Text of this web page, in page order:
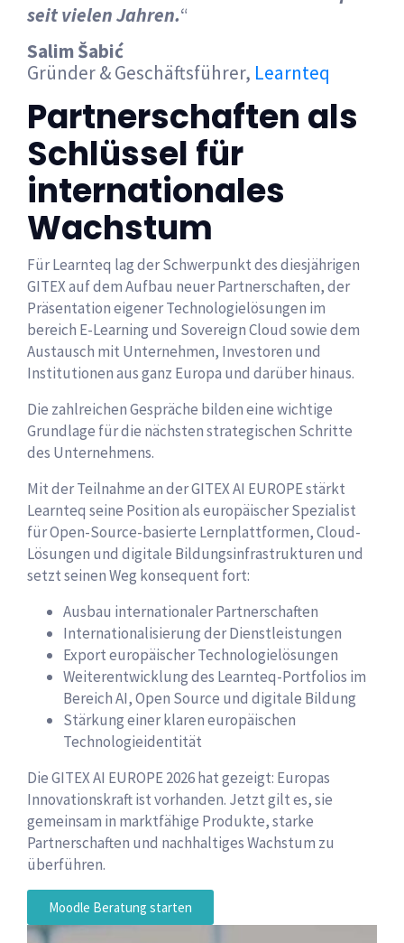
seit vielen Jahren.“
Salim Šabić
Gründer & Geschäftsführer, Learnteq
Partnerschaften als
Schlüssel für
internationales
Wachstum
Für Learnteq lag der Schwerpunkt des diesjährigen
GITEX auf dem Aufbau neuer Partnerschaften, der
Präsentation eigener Technologielösungen im
bereich E-Learning und Sovereign Cloud sowie dem
Austausch mit Unternehmen, Investoren und
Institutionen aus ganz Europa und darüber hinaus.
Die zahlreichen Gespräche bilden eine wichtige
Grundlage für die nächsten strategischen Schritte
des Unternehmens.
Mit der Teilnahme an der GITEX AI EUROPE stärkt
Learnteq seine Position als europäischer Spezialist
für Open-Source-basierte Lernplattformen, Cloud-
Lösungen und digitale Bildungsinfrastrukturen und
setzt seinen Weg konsequent fort:
Ausbau internationaler Partnerschaften
Internationalisierung der Dienstleistungen
Export europäischer Technologielösungen
Weiterentwicklung des Learnteq-Portfolios im
Bereich AI, Open Source und digitale Bildung
Stärkung einer klaren europäischen
Technologieidentität
Die GITEX AI EUROPE 2026 hat gezeigt: Europas
Innovationskraft ist vorhanden. Jetzt gilt es, sie
gemeinsam in marktfähige Produkte, starke
Partnerschaften und nachhaltiges Wachstum zu
überführen.
Moodle Beratung starten